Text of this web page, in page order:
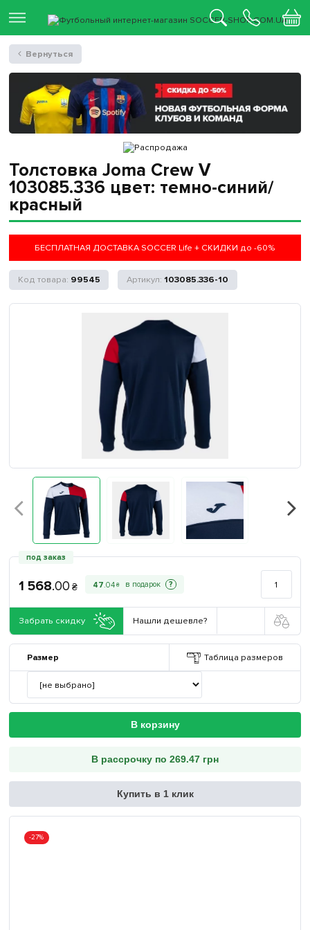
Толстовка Joma Crew V
103085.336 цвет: темно-синий/
красный
БЕСПЛАТНАЯ ДОСТАВКА SOCCER Life + СКИДКИ до -60%
99545 103085.336-10
под заказ
1 568.00 ₴ 47.04 ₴ ?
Забрать скидку Нашли дешевле?
Размер Таблица размеров
В корзину
В рассрочку по 269.47 грн
Купить в 1 клик
-27%
Вернуться